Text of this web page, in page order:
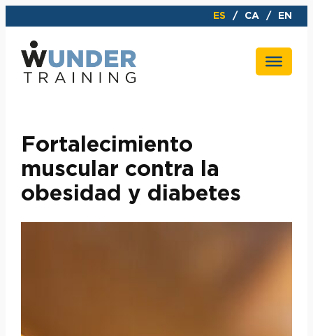
al
contenido
ES CA EN
Fortalecimiento
muscular contra la
obesidad y diabetes